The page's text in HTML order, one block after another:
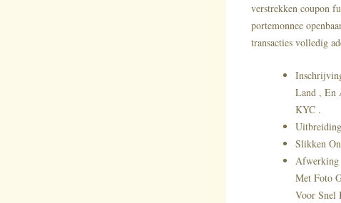
verstrekken coupon
portemonnee
transacties volledig
Land , En
KYC .
Slikken
Afwerking
Met Foto
Voor Snel